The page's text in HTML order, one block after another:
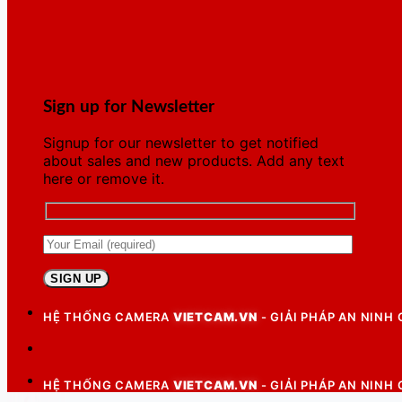
Sign up for Newsletter
Signup for our newsletter to get notified
about sales and new products. Add any text
here or remove it.
HỆ THỐNG CAMERA VIETCAM.VN - GIẢI PHÁP AN NINH
HỆ THỐNG CAMERA VIETCAM.VN - GIẢI PHÁP AN NINH